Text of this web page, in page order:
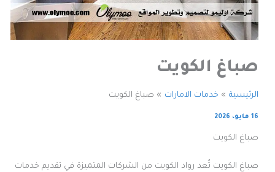
صباغ الكويت
الرئيسية خدمات الامارات صباغ الكويت
16 مايو، 2026
صباغ الكويت
صباغ الكويت تُعد رواد الكويت من الشركات المتميزة في تقديم خدمات